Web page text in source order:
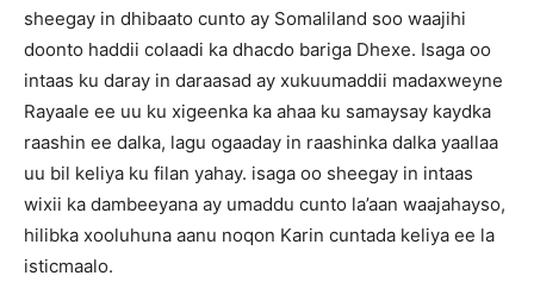
sheegay in dhibaato cunto ay Somaliland soo waajihi
doonto haddii colaadi ka dhacdo bariga Dhexe. Isaga oo
intaas ku daray in daraasad ay xukuumaddii madaxweyne
Rayaale ee uu ku xigeenka ka ahaa ku samaysay kaydka
raashin ee dalka, lagu ogaaday in raashinka dalka yaallaa
uu bil keliya ku filan yahay. isaga oo sheegay in intaas
wixii ka dambeeyana ay umaddu cunto la’aan waajahayso,
hilibka xooluhuna aanu noqon Karin cuntada keliya ee la
isticmaalo.